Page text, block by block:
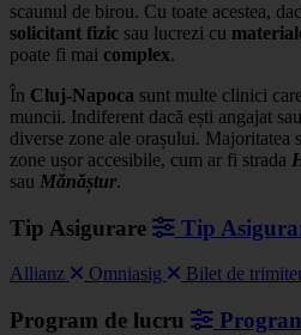
scaunul de birou. Cu toate acestea,
solicitant fizic sau lucrezi cu
poate fi mai complex.
În Cluj-Napoca sunt multe clinici
muncii. Indiferent dacă ești angajat
diverse zone ale orașului. Majoritatea
zone ușor accesibile, cum ar fi strada
sau Mănăștur.
Tip Asigurare Tip
Allianz Omniasig Bilet de
Program de lucru